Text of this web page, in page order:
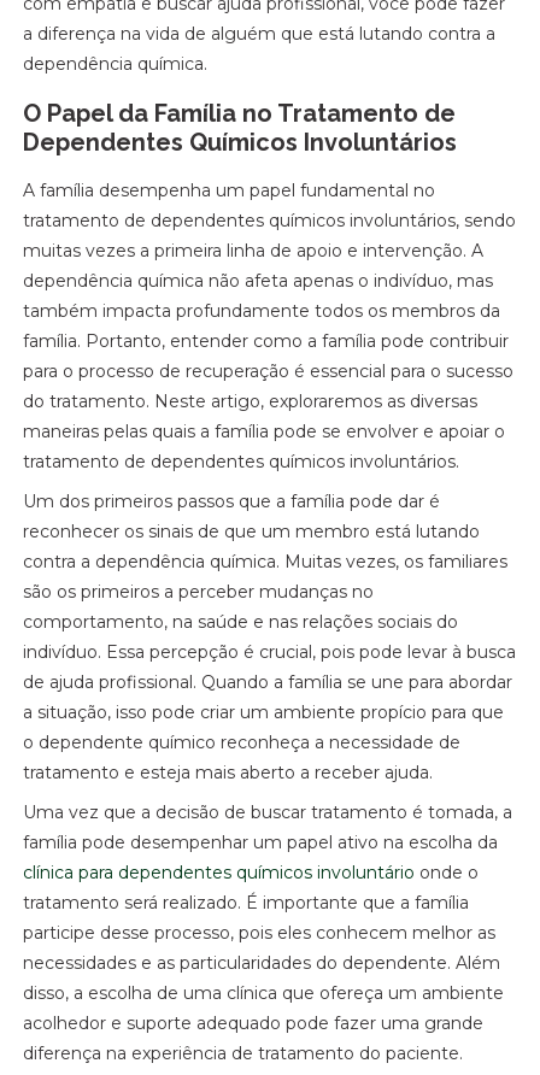
a diferença na vida de alguém que está lutando contra a
dependência química.
O Papel da Família no Tratamento de
Dependentes Químicos Involuntários
A família desempenha um papel fundamental no
tratamento de dependentes químicos involuntários, sendo
muitas vezes a primeira linha de apoio e intervenção. A
dependência química não afeta apenas o indivíduo, mas
também impacta profundamente todos os membros da
família. Portanto, entender como a família pode contribuir
para o processo de recuperação é essencial para o sucesso
do tratamento. Neste artigo, exploraremos as diversas
maneiras pelas quais a família pode se envolver e apoiar o
tratamento de dependentes químicos involuntários.
Um dos primeiros passos que a família pode dar é
reconhecer os sinais de que um membro está lutando
contra a dependência química. Muitas vezes, os familiares
são os primeiros a perceber mudanças no
comportamento, na saúde e nas relações sociais do
indivíduo. Essa percepção é crucial, pois pode levar à busca
de ajuda profissional. Quando a família se une para abordar
a situação, isso pode criar um ambiente propício para que
o dependente químico reconheça a necessidade de
tratamento e esteja mais aberto a receber ajuda.
Uma vez que a decisão de buscar tratamento é tomada, a
família pode desempenhar um papel ativo na escolha da
clínica para dependentes químicos involuntário onde o
tratamento será realizado. É importante que a família
participe desse processo, pois eles conhecem melhor as
necessidades e as particularidades do dependente. Além
disso, a escolha de uma clínica que ofereça um ambiente
acolhedor e suporte adequado pode fazer uma grande
diferença na experiência de tratamento do paciente.